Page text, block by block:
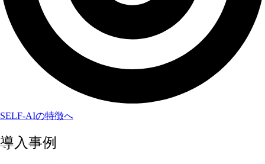
SELF-AIの特徴へ
導入事例